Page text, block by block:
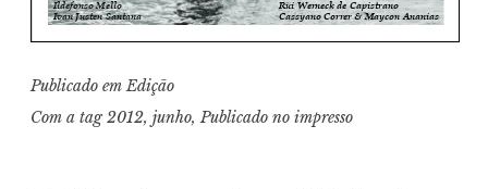
Publicado emEdição
Com a tag2012, junho, Publicado no impresso